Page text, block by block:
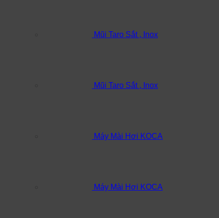
Mũi Taro Sắt , Inox
Mũi Taro Sắt , Inox
Máy Mài Hơi KOCA
Máy Mài Hơi KOCA